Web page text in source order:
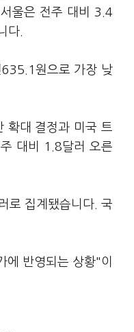
울은 전주 대비 3.4
다.
원으로 가장 낮
확대 결정과 미국 트
대비 1.8달러 오른
로 집계됐습니다. 국
에 반영되는 상황"이